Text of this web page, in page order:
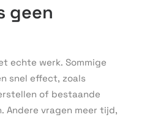
geen
echte werk. Sommige
snel effect, zoals
of bestaande
Andere vragen meer tijd,